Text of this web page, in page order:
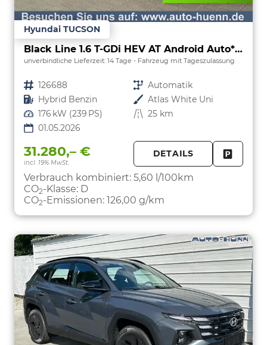
Hyundai TUCSON
Black Line 1.6 T-GDi HEV AT Android Auto*Navi*SHZ*Kamera*2Z Klimaauto*
unverbindliche Lieferzeit: 14 Tage Fahrzeug mit Tageszulassung
Fahrzeugnr. 126688 Getriebe Automatik
Kraftstoff Hybrid Benzin Außenfarbe Atlas White Uni
Leistung 176 kW (239 PS) Kilometerstand 25 km
01.05.2026
31.280,– €
incl. 19% MwSt.
DETAILS
Verbrauch kombiniert: 5,60 l/100km
CO2-Klasse: D
CO2-Emissionen: 126,00 g/km